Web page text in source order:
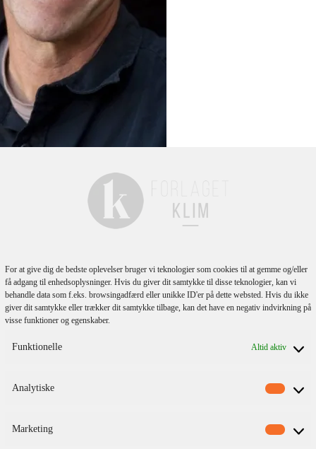
For at give dig de bedste oplevelser bruger vi teknologier som cookies til at gemme og/eller
få adgang til enhedsoplysninger. Hvis du giver dit samtykke til disse teknologier, kan vi
behandle data som f.eks. browsingadfærd eller unikke ID'er på dette websted. Hvis du ikke
giver dit samtykke eller trækker dit samtykke tilbage, kan det have en negativ indvirkning på
visse funktioner og egenskaber.
Funktionelle Altid aktiv
Analytiske
Marketing
dig vores
nyhedsbrev